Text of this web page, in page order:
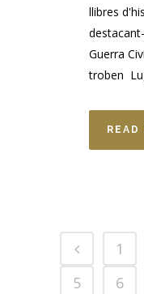
llibres
Guerra
troben
READ
1
5
6